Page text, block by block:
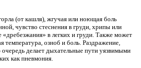
(от кашля), жгучая или ноющая боль
чувство стеснения в груди, хрипы или
в легких и груди. Также может
температура, озноб и боль. Раздражение,
делает дыхательные пути уязвимыми
как пневмония.